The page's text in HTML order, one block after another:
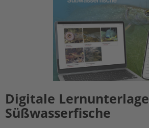
Digitale Lernunterlage
Süßwasserfische